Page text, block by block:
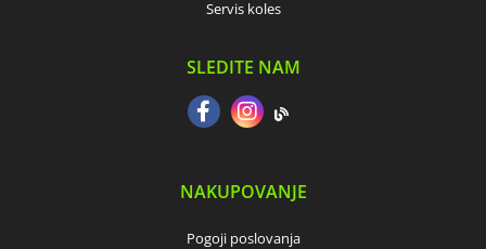
Servis koles
SLEDITE NAM
NAKUPOVANJE
Pogoji poslovanja